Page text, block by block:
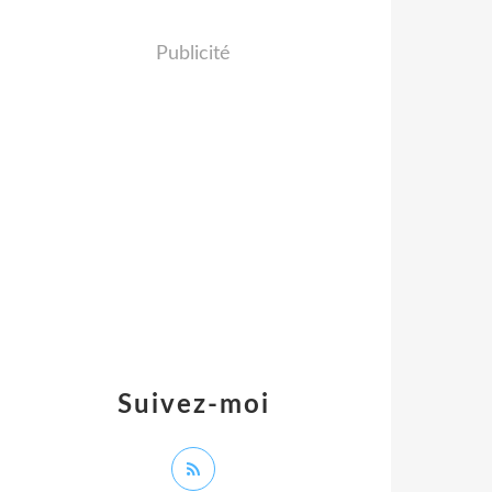
Suivez-moi
Publicité